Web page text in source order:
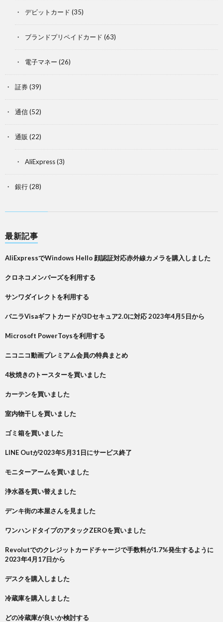
デビットカード (35)
ブランドプリペイドカード (63)
電子マネー (26)
証券(39)
通信(52)
通販 (22)
AliExpress(3)
銀行(28)
最新記事
AliExpressでWindows Hello 顔認証対応赤外線カメラを購入しました
クロネコメンバーズを利用する
サンワダイレクトを利用する
バニラVisaギフトカードが3Dセキュア2.0に対応 2023年4月5日から
Microsoft PowerToysを利用する
ニコニコ動画プレミアム会員の特典まとめ
4枚焼きのトースターを買いました
カーテンを買いました
室内物干しを買いました
ゴミ箱を買いました
LINE Outが2023年5月31日にサービス終了
モニターアームを買いました
浄水器を買い替えました
デンキ街の本屋さんを見ました
ワンハンドタイプのアタックZEROを買いました
Revolutでのクレジットカードチャージで手数料が1.7%発生するように
2023年4月17日から
デスクを購入しました
冷蔵庫を購入しました
どの冷蔵庫が良いか検討する